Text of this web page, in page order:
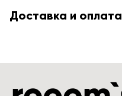
Доставка и оплата